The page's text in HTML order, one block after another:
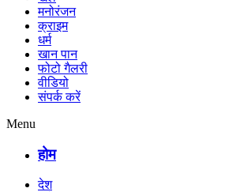
मनोरंजन
क्राइम
धर्म
खान पान
फोटो गैलरी
वीडियो
संपर्क करें
Menu
होम
देश